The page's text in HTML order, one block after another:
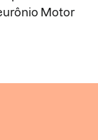
Motor